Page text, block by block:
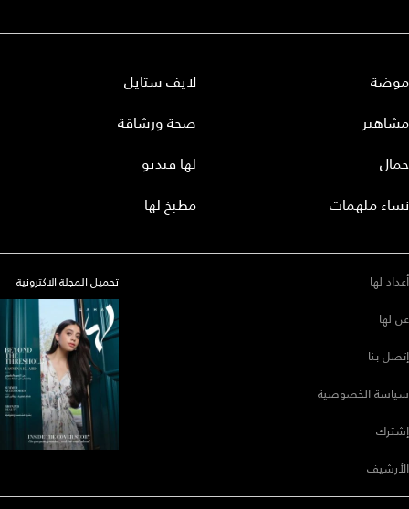
موضة
مشاهير
جمال
نساء ملهمات
لايف ستايل
صحة ورشاقة
لها فيديو
مطبخ لها
أعداد لها
عن لها
إتصل بنا
سياسة الخصوصية
إشترك
الأرشيف
تحميل المجلة الاكترونية